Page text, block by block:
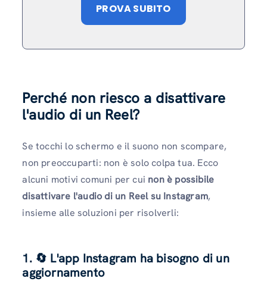
PROVA SUBITO
Perché non riesco a disattivare
l'audio di un Reel?
Se tocchi lo schermo e il suono non scompare,
non preoccuparti: non è solo colpa tua. Ecco
alcuni motivi comuni per cui non è possibile
disattivare l'audio di un Reel su Instagram,
insieme alle soluzioni per risolverli:
1. 🔄 L'app Instagram ha bisogno di un
aggiornamento